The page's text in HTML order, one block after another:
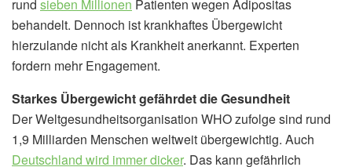
rund sieben Millionen Patienten wegen Adipositas
behandelt. Dennoch ist krankhaftes Übergewicht
hierzulande nicht als Krankheit anerkannt. Experten
fordern mehr Engagement.
Starkes Übergewicht gefährdet die Gesundheit
Der Weltgesundheitsorganisation WHO zufolge sind rund
1,9 Milliarden Menschen weltweit übergewichtig. Auch
Deutschland wird immer dicker. Das kann gefährlich